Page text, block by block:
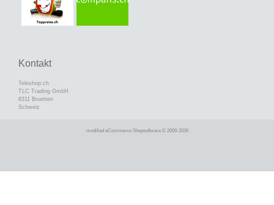
Kontakt
Teleshop.ch
TLC Trading GmbH
8311 Bruetten
Schweiz
modified eCommerce Shopsoftware © 2009-2026